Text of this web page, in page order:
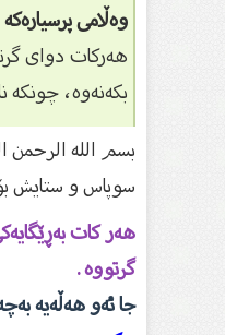
وەڵامی
هەرکات دوای
بکەنەوە،
بسم الله الرحمن
سوپاس و ستایش
هەر کات
گرتووە .
جا ئەو هەڵەیە